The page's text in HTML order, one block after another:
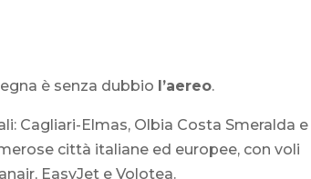
è senza dubbio l’aereo.
Cagliari-Elmas, Olbia Costa Smeralda e
città italiane ed europee, con voli
EasyJet e Volotea.